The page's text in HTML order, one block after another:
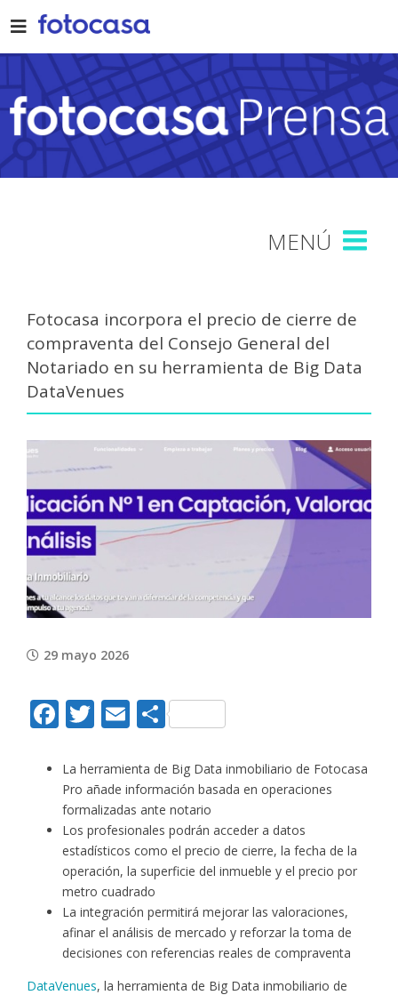
to
content
Fotocasa incorpora el precio de cierre de
compraventa del Consejo General del
Notariado en su herramienta de Big Data
DataVenues
View
Larger
Image
29 mayo 2026
Facebook
Twitter
EmailCompartir
La herramienta de Big Data inmobiliario de Fotocasa
Pro añade información basada en operaciones
formalizadas ante notario
Los profesionales podrán acceder a datos
estadísticos como el precio de cierre, la fecha de la
operación, la superficie del inmueble y el precio por
metro cuadrado
La integración permitirá mejorar las valoraciones,
afinar el análisis de mercado y reforzar la toma de
decisiones con referencias reales de compraventa
DataVenues, la herramienta de Big Data inmobiliario de